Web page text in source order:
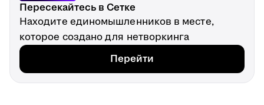
Пересекайтесь в Сетке
Находите единомышленников в месте,
которое создано для нетворкинга
Перейти